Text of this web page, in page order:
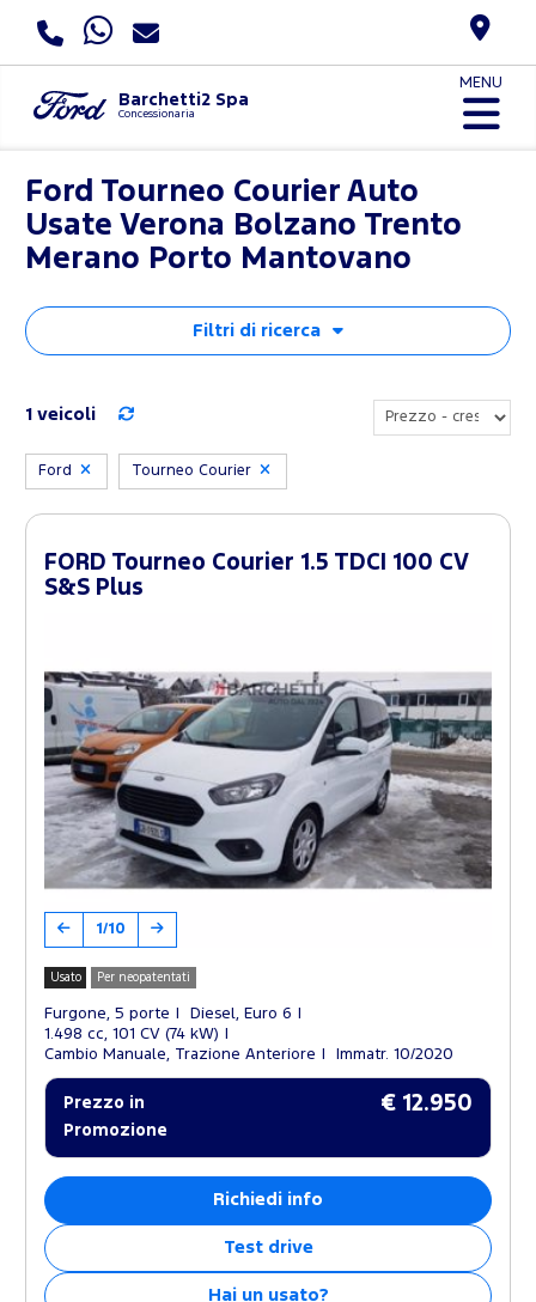
Barchetti2 Spa
Concessionaria
MENU
Ford Tourneo Courier Auto
Usate Verona Bolzano Trento
Merano Porto Mantovano
Filtri di ricerca
1 veicoli
Ford Tourneo Courier
FORD Tourneo Courier 1.5 TDCI 100 CV
S&S Plus
1/10
Usato Per neopatentati
Furgone, 5 porte
Diesel, Euro 6
1.498 cc, 101 CV (74 kW)
Cambio Manuale, Trazione Anteriore
Immatr. 10/2020
Prezzo in
Promozione
€ 12.950
Richiedi info
Test drive
Hai un usato?